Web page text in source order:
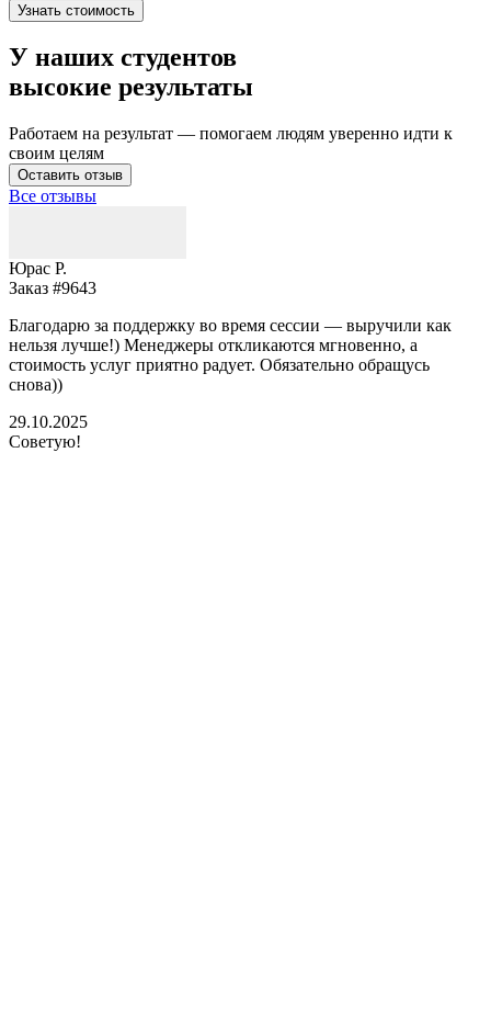
Узнать стоимость
У наших студентов
высокие результаты
Работаем на результат — помогаем людям уверенно идти к
своим целям
Оставить отзыв
Все отзывы
Юрас Р.
Заказ #9643
Благодарю за поддержку во время сессии — выручили как
нельзя лучше!) Менеджеры откликаются мгновенно, а
стоимость услуг приятно радует. Обязательно обращусь
снова))
29.10.2025
Советую!